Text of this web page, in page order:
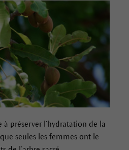
préserver l’hydratation de la
seules les femmes ont le